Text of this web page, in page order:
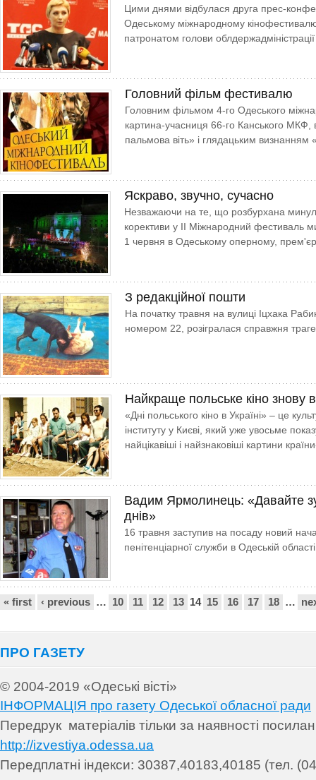
Цими днями відбулася друга прес-
Одеському міжнародному
патронатом голови
Головний фільм фестивалю
Головним фільмом 4-го Одеського
картина-учасниця 66-го Канського МКФ,
пальмова віть» і глядацьким
Яскраво, звучно, сучасно
Незважаючи на те, що розбурхана
корективи у II Між­народний фестиваль
1 червня в Одеському оперному,
З редакційної пошти
На початку травня на вулиці Іцхака
номером 22, розігралася справжня
Найкраще польське кіно знову
«Дні польського кіно в Україні» – це
інституту у Києві, який уже увосьме
найцікавіші і найзнаковіші картини
Вадим Ярмолинець: «Давайте
днів»
16 травня заступив на посаду новий
пенітенціарної служби в Одеській
Сторінки
« first ‹ previous … 10 11 12 13 14 15 16 17 18 …
ПРО ГАЗЕТУ
© 2004-2019 «Одеські вісті»
ІНФОРМАЦІЯ про газету Одеської обласної ради
Передрук матеріалів тільки за наявності
http://izvestiya.odessa.ua
Передплатні індекси: 30387,40183,40185 (тел.